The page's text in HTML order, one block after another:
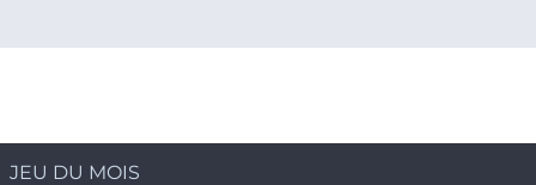
JEU DU MOIS